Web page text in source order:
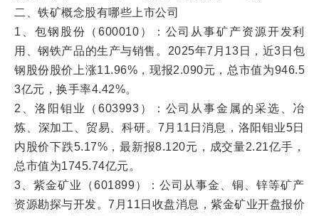
二、铁矿概念股有哪些上市公司
1、包钢股份（600010）：公司从事矿产资源开发利
用、钢铁产品的生产与销售。2025年7月13日，近3日包
钢股份股价上涨11.96%，现报2.090元，总市值为946.5
3亿元，换手率4.42%。
2、洛阳钼业（603993）：公司从事金属的采选、冶
炼、深加工、贸易、科研。7月11日消息，洛阳钼业5日
内股价下跌5.17%，最新报8.120元，成交量2.21亿手，
总市值为1745.74亿元。
3、紫金矿业（601899）：公司从事金、铜、锌等矿产
资源勘探与开发。7月11日收盘消息，紫金矿业开盘报价